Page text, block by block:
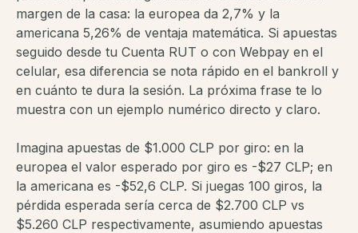
margen de la casa: la europea da 2,7% y la
americana 5,26% de ventaja matemática. Si apuestas
seguido desde tu Cuenta RUT o con Webpay en el
celular, esa diferencia se nota rápido en el bankroll y
en cuánto te dura la sesión. La próxima frase te lo
muestra con un ejemplo numérico directo y claro.
Imagina apuestas de $1.000 CLP por giro: en la
europea el valor esperado por giro es -$27 CLP; en
la americana es -$52,6 CLP. Si juegas 100 giros, la
pérdida esperada sería cerca de $2.700 CLP vs
$5.260 CLP respectivamente, asumiendo apuestas